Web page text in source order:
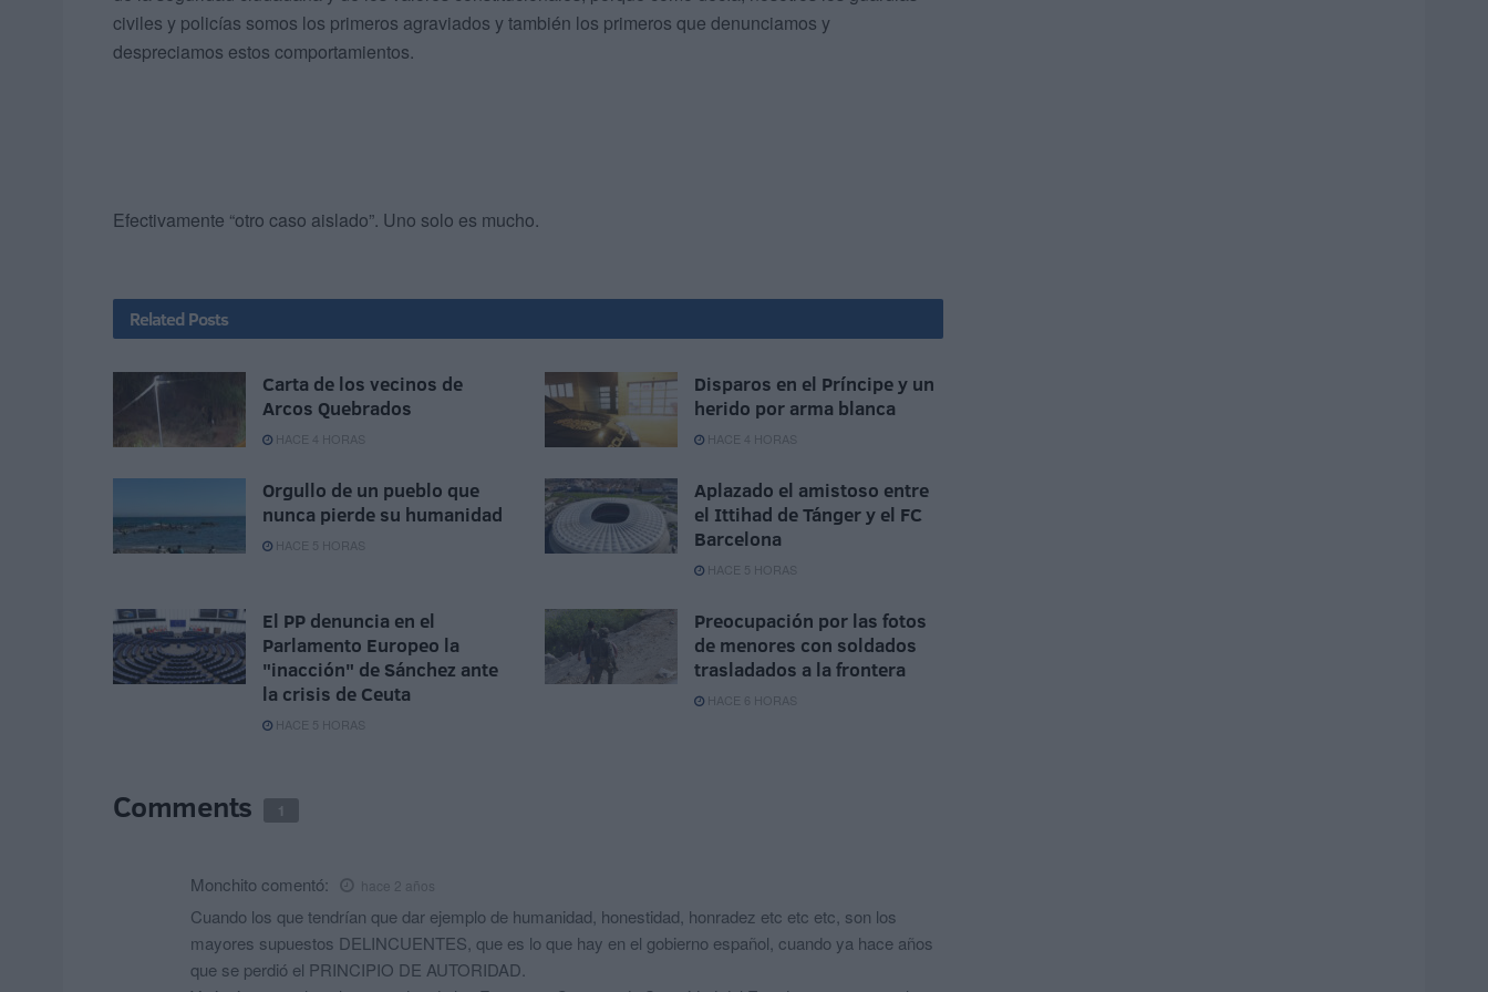
civiles y policías somos los primeros agraviados y también los primeros que denunciamos y
despreciamos estos comportamientos.
Efectivamente “otro caso aislado”. Uno solo es mucho.
Related Posts
Carta de los vecinos de
Arcos Quebrados
HACE 4 HORAS
Disparos en el Príncipe y un
herido por arma blanca
HACE 4 HORAS
Orgullo de un pueblo que
nunca pierde su humanidad
HACE 5 HORAS
Aplazado el amistoso entre
el Ittihad de Tánger y el FC
Barcelona
HACE 5 HORAS
El PP denuncia en el
Parlamento Europeo la
"inacción" de Sánchez ante
la crisis de Ceuta
HACE 5 HORAS
Preocupación por las fotos
de menores con soldados
trasladados a la frontera
HACE 6 HORAS
Comments 1
Monchito comentó: hace 2 años
Cuando los que tendrían que dar ejemplo de humanidad, honestidad, honradez etc etc etc, son los
mayores supuestos DELINCUENTES, que es lo que hay en el gobierno español, cuando ya hace años
que se perdió el PRINCIPIO DE AUTORIDAD.